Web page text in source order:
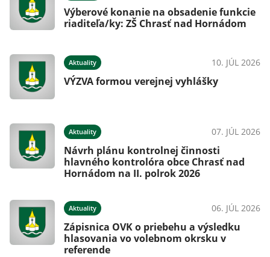
Výberové konanie na obsadenie funkcie
riaditeľa/ky: ZŠ Chrasť nad Hornádom
Aktuality 10. JÚL 2026
VÝZVA formou verejnej vyhlášky
Aktuality 07. JÚL 2026
Návrh plánu kontrolnej činnosti
hlavného kontrolóra obce Chrasť nad
Hornádom na II. polrok 2026
Aktuality 06. JÚL 2026
Zápisnica OVK o priebehu a výsledku
hlasovania vo volebnom okrsku v
referende